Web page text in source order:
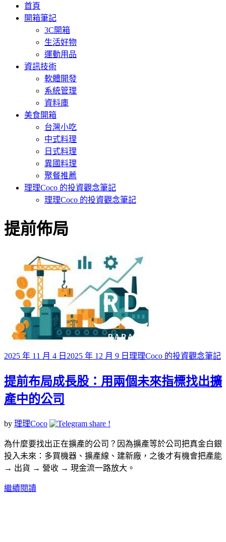
首頁
開箱筆記
3C開箱
生活好物
運動用品
資訊技術
軟體開發
系統管理
資料庫
美食開箱
台灣小吃
中式料理
日式料理
異國料理
聚餐推薦
理理Coco 的投資觀念筆記
理理Coco 的投資觀念筆記
標籤
:
提前佈局
Posted
on
2025 年 11 月 4 日 2025 年 12 月 9 日 理理Coco 的投資觀念筆記
提前布局成長股：用兩個未來指標找出擴
產中的公司
by 理理Coco
為什麼要找出正在擴產的公司？因為擴產等於公司把真金白銀
投入未來：多買機器、擴產線、建新廠，之後才有機會把產能
→ 出貨 → 營收 → 現金流一路放大。
繼續閱讀